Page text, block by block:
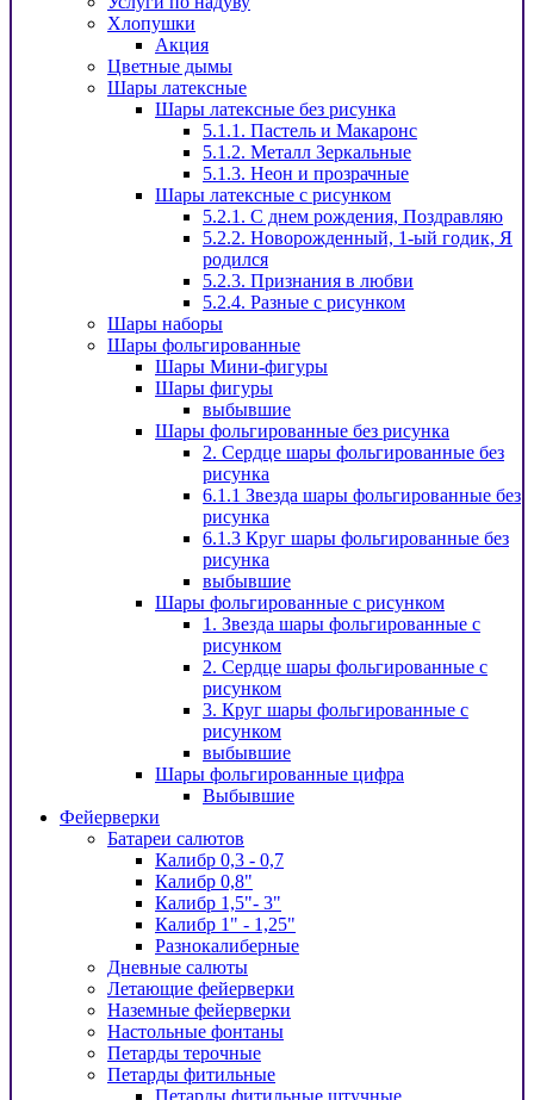
Хлопушки
Акция
Цветные дымы
Шары латексные
Шары латексные без рисунка
5.1.1. Пастель и Макаронс
5.1.2. Металл Зеркальные
5.1.3. Неон и прозрачные
Шары латексные с рисунком
5.2.1. С днем рождения, Поздравляю
5.2.2. Новорожденный, 1-ый годик, Я
родился
5.2.3. Признания в любви
5.2.4. Разные с рисунком
Шары наборы
Шары фольгированные
Шары Мини-фигуры
Шары фигуры
выбывшие
Шары фольгированные без рисунка
2. Сердце шары фольгированные без
рисунка
6.1.1 Звезда шары фольгированные без
рисунка
6.1.3 Круг шары фольгированные без
рисунка
выбывшие
Шары фольгированные с рисунком
1. Звезда шары фольгированные с
рисунком
2. Сердце шары фольгированные с
рисунком
3. Круг шары фольгированные с
рисунком
выбывшие
Шары фольгированные цифра
Выбывшие
Фейерверки
Батареи салютов
Калибр 0,3 - 0,7
Калибр 0,8"
Калибр 1,5"- 3"
Калибр 1" - 1,25"
Разнокалиберные
Дневные салюты
Летающие фейерверки
Наземные фейерверки
Настольные фонтаны
Петарды терочные
Петарды фитильные